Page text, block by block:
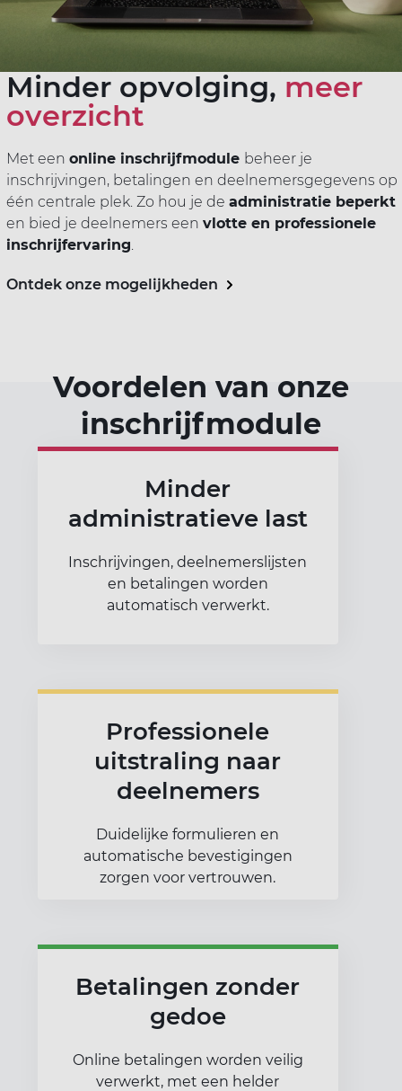
voor iedereen
sporten
Minder opvolging, meer
overzicht
Met een online inschrijfmodule beheer je
inschrijvingen, betalingen en deelnemersgegevens op
één centrale plek. Zo hou je de administratie beperkt
en bied je deelnemers een vlotte en professionele
inschrijfervaring
Ontdek onze mogelijkheden
Voordelen van onze
inschrijfmodule
Minder
administratieve last
Inschrijvingen, deelnemerslijsten
en betalingen worden
automatisch verwerkt.
Professionele
uitstraling naar
deelnemers
Duidelijke formulieren en
automatische bevestigingen
zorgen voor vertrouwen.
Betalingen zonder
gedoe
Online betalingen worden veilig
verwerkt, met een helder